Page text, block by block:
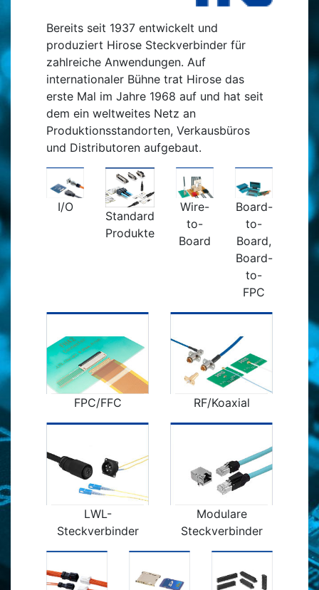
Bereits seit 1937 entwickelt und
produziert Hirose Steckverbinder für
zahlreiche Anwendungen. Auf
internationaler Bühne trat Hirose das
erste Mal im Jahre 1968 auf und hat seit
dem ein weltweites Netz an
Produktionsstandorten, Verkausbüros
und Distributoren aufgebaut.
I/O
Standard
Produkte
Wire-
to-
Board
Board-
to-
Board,
Board-
to-
FPC
FPC/FFC RF/Koaxial
LWL-
Steckverbinder
Modulare
Steckverbinder